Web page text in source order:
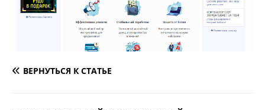
ВЕРНУТЬСЯ К СТАТЬЕ